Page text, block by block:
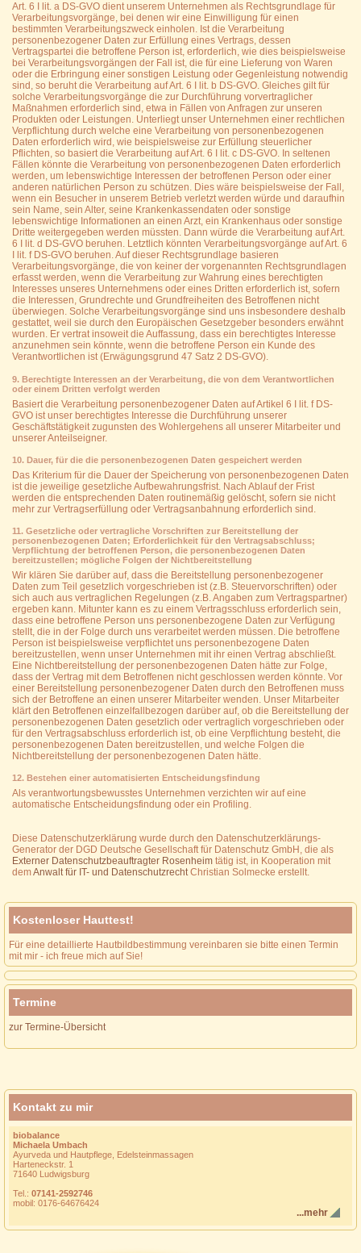
Art. 6 I lit. a DS-GVO dient unserem Unternehmen als Rechtsgrundlage für
Verarbeitungsvorgänge, bei denen wir eine Einwilligung für einen
bestimmten Verarbeitungszweck einholen. Ist die Verarbeitung
personenbezogener Daten zur Erfüllung eines Vertrags, dessen
Vertragspartei die betroffene Person ist, erforderlich, wie dies beispielsweise
bei Verarbeitungsvorgängen der Fall ist, die für eine Lieferung von Waren
oder die Erbringung einer sonstigen Leistung oder Gegenleistung notwendig
sind, so beruht die Verarbeitung auf Art. 6 I lit. b DS-GVO. Gleiches gilt für
solche Verarbeitungsvorgänge die zur Durchführung vorvertraglicher
Maßnahmen erforderlich sind, etwa in Fällen von Anfragen zur unseren
Produkten oder Leistungen. Unterliegt unser Unternehmen einer rechtlichen
Verpflichtung durch welche eine Verarbeitung von personenbezogenen
Daten erforderlich wird, wie beispielsweise zur Erfüllung steuerlicher
Pflichten, so basiert die Verarbeitung auf Art. 6 I lit. c DS-GVO. In seltenen
Fällen könnte die Verarbeitung von personenbezogenen Daten erforderlich
werden, um lebenswichtige Interessen der betroffenen Person oder einer
anderen natürlichen Person zu schützen. Dies wäre beispielsweise der Fall,
wenn ein Besucher in unserem Betrieb verletzt werden würde und daraufhin
sein Name, sein Alter, seine Krankenkassendaten oder sonstige
lebenswichtige Informationen an einen Arzt, ein Krankenhaus oder sonstige
Dritte weitergegeben werden müssten. Dann würde die Verarbeitung auf Art.
6 I lit. d DS-GVO beruhen. Letztlich könnten Verarbeitungsvorgänge auf Art. 6
I lit. f DS-GVO beruhen. Auf dieser Rechtsgrundlage basieren
Verarbeitungsvorgänge, die von keiner der vorgenannten Rechtsgrundlagen
erfasst werden, wenn die Verarbeitung zur Wahrung eines berechtigten
Interesses unseres Unternehmens oder eines Dritten erforderlich ist, sofern
die Interessen, Grundrechte und Grundfreiheiten des Betroffenen nicht
überwiegen. Solche Verarbeitungsvorgänge sind uns insbesondere deshalb
gestattet, weil sie durch den Europäischen Gesetzgeber besonders erwähnt
wurden. Er vertrat insoweit die Auffassung, dass ein berechtigtes Interesse
anzunehmen sein könnte, wenn die betroffene Person ein Kunde des
Verantwortlichen ist (Erwägungsgrund 47 Satz 2 DS-GVO).
9. Berechtigte Interessen an der Verarbeitung, die von dem Verantwortlichen
oder einem Dritten verfolgt werden
Basiert die Verarbeitung personenbezogener Daten auf Artikel 6 I lit. f DS-
GVO ist unser berechtigtes Interesse die Durchführung unserer
Geschäftstätigkeit zugunsten des Wohlergehens all unserer Mitarbeiter und
unserer Anteilseigner.
10. Dauer, für die die personenbezogenen Daten gespeichert werden
Das Kriterium für die Dauer der Speicherung von personenbezogenen Daten
ist die jeweilige gesetzliche Aufbewahrungsfrist. Nach Ablauf der Frist
werden die entsprechenden Daten routinemäßig gelöscht, sofern sie nicht
mehr zur Vertragserfüllung oder Vertragsanbahnung erforderlich sind.
11. Gesetzliche oder vertragliche Vorschriften zur Bereitstellung der
personenbezogenen Daten; Erforderlichkeit für den Vertragsabschluss;
Verpflichtung der betroffenen Person, die personenbezogenen Daten
bereitzustellen; mögliche Folgen der Nichtbereitstellung
Wir klären Sie darüber auf, dass die Bereitstellung personenbezogener
Daten zum Teil gesetzlich vorgeschrieben ist (z.B. Steuervorschriften) oder
sich auch aus vertraglichen Regelungen (z.B. Angaben zum Vertragspartner)
ergeben kann. Mitunter kann es zu einem Vertragsschluss erforderlich sein,
dass eine betroffene Person uns personenbezogene Daten zur Verfügung
stellt, die in der Folge durch uns verarbeitet werden müssen. Die betroffene
Person ist beispielsweise verpflichtet uns personenbezogene Daten
bereitzustellen, wenn unser Unternehmen mit ihr einen Vertrag abschließt.
Eine Nichtbereitstellung der personenbezogenen Daten hätte zur Folge,
dass der Vertrag mit dem Betroffenen nicht geschlossen werden könnte. Vor
einer Bereitstellung personenbezogener Daten durch den Betroffenen muss
sich der Betroffene an einen unserer Mitarbeiter wenden. Unser Mitarbeiter
klärt den Betroffenen einzelfallbezogen darüber auf, ob die Bereitstellung der
personenbezogenen Daten gesetzlich oder vertraglich vorgeschrieben oder
für den Vertragsabschluss erforderlich ist, ob eine Verpflichtung besteht, die
personenbezogenen Daten bereitzustellen, und welche Folgen die
Nichtbereitstellung der personenbezogenen Daten hätte.
12. Bestehen einer automatisierten Entscheidungsfindung
Als verantwortungsbewusstes Unternehmen verzichten wir auf eine
automatische Entscheidungsfindung oder ein Profiling.
Diese Datenschutzerklärung wurde durch den Datenschutzerklärungs-
Generator der DGD Deutsche Gesellschaft für Datenschutz GmbH, die als
Externer Datenschutzbeauftragter Rosenheim tätig ist, in Kooperation mit
demAnwalt für IT- und DatenschutzrechtChristian Solmecke erstellt.
Kostenloser Hauttest!
Für eine detaillierte Hautbildbestimmung vereinbaren sie bitte einen Termin
mit mir - ich freue mich auf Sie!
Termine
zur Termine-Übersicht
Kontakt zu mir
biobalance
Michaela Umbach
Ayurveda und Hautpflege, Edelsteinmassagen
Harteneckstr. 1
71640 Ludwigsburg
Tel.: 07141-2592746
mobil: 0176-64676424
...mehr